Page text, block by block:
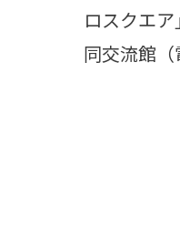
ロスクエ
同交流館（